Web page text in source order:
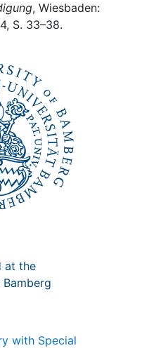
, Wiesbaden:
S. 33–38.
at the
with Special